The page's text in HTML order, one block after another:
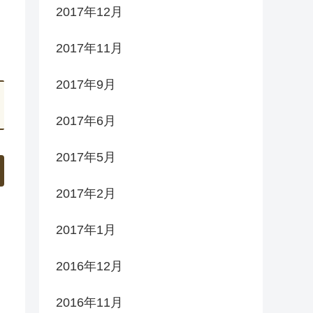
2017年12月
2017年11月
2017年9月
2017年6月
2017年5月
2017年2月
2017年1月
2016年12月
2016年11月